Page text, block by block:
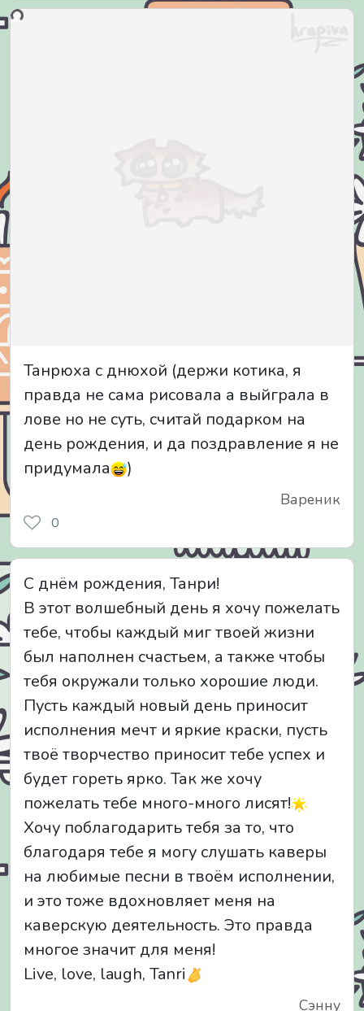
Танрюха с днюхой (держи котика, я
правда не сама рисовала а выйграла в
лове но не суть, считай подарком на
день рождения, и да поздравление я не
придумала
)
Вареник
0
С днём рождения, Танри!
В этот волшебный день я хочу пожелать
тебе, чтобы каждый миг твоей жизни
был наполнен счастьем, а также чтобы
тебя окружали только хорошие люди.
Пусть каждый новый день приносит
исполнения мечт и яркие краски, пусть
твоё творчество приносит тебе успех и
будет гореть ярко. Так же хочу
пожелать тебе много-много лисят!
Хочу поблагодарить тебя за то, что
благодаря тебе я могу слушать каверы
на любимые песни в твоём исполнении,
и это тоже вдохновляет меня на
каверскую деятельность. Это правда
многое значит для меня!
Live, love, laugh, Tanri
Сэнну